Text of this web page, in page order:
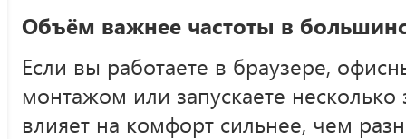
Объём важнее частоты в
Если вы работаете в браузере,
монтажом или запускаете
влияет на комфорт сильнее, чем